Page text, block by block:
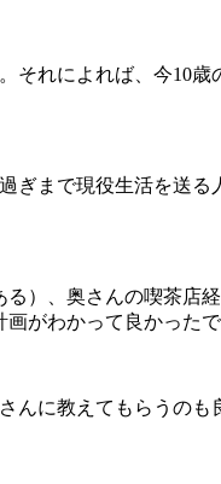
れによれば、今10
まで現役生活を送
）、奥さんの喫茶店
がわかって良かった
に教えてもらうの